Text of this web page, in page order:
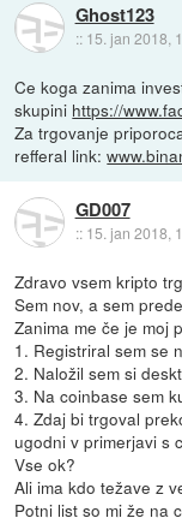
Ghost123
:: 15. jan 2018,
Ce koga zanima
skupini https://
Za trgovanje
refferal link:
GD007
:: 15. jan 2018,
Zdravo vsem kripto
Sem nov, a sem
Zanima me če je moj
1. Registriral sem se
2. Naložil sem si
3. Na coinbase sem
4. Zdaj bi trgoval
ugodni v primerjavi s
Vse ok?
Ali ima kdo težave z
Potni list so mi že na